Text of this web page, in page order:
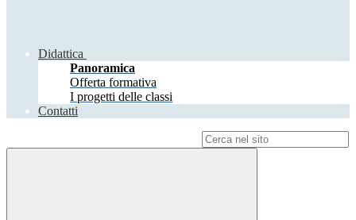
Didattica
Panoramica
Offerta formativa
I progetti delle classi
Contatti